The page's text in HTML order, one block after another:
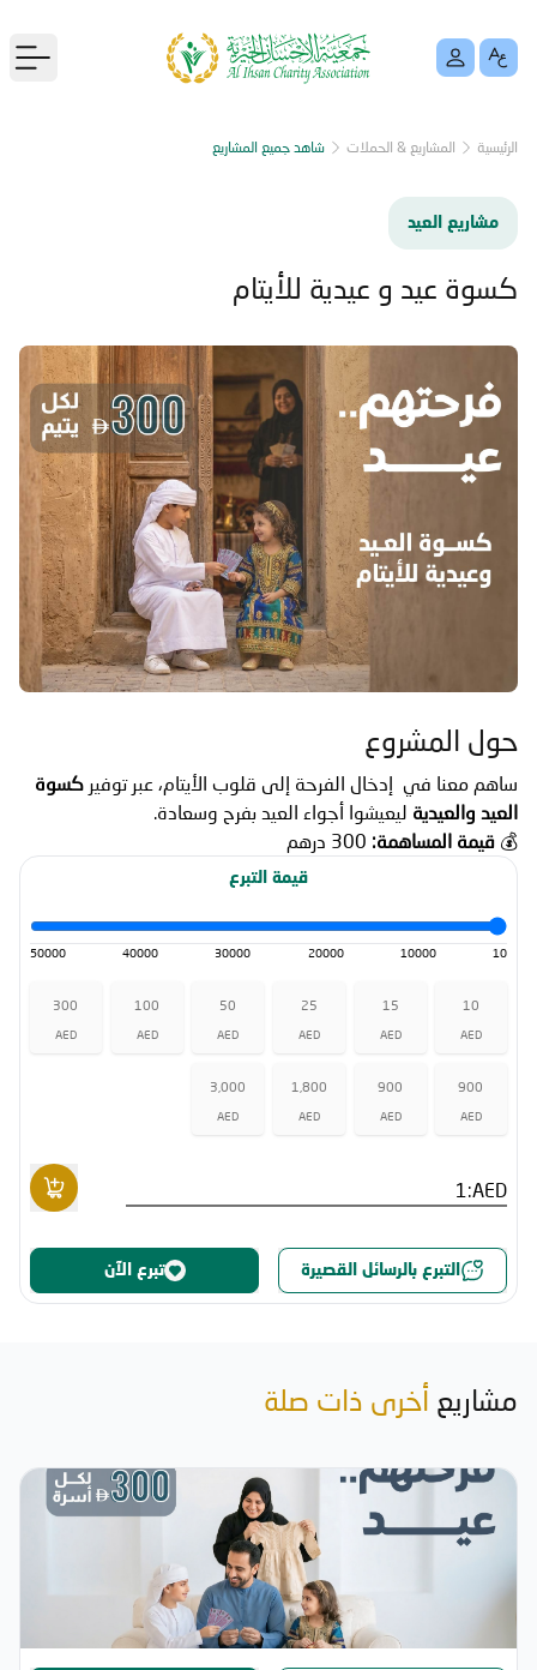
الرئيسية المشاريع & الحملات شاهد جميع المشاريع
مشاريع العيد
كسوة عيد و عيدية للأيتام
حول المشروع
ساهم معنا في إدخال الفرحة إلى قلوب الأيتام، عبر توفير كسوة
العيد والعيدية ليعيشوا أجواء العيد بفرح وسعادة.
💰 قيمة المساهمة:
قيمة التبرع
10
10000
20000
30000
40000
50000
10
AED
15
AED
25
AED
50
AED
100
AED
300
AED
900
AED
900
AED
1,800
AED
3,000
AED
AED:
التبرع بالرسائل القصيرة تبرع الآن
مشاريع أخرى ذات صلة